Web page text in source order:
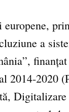
europene,
a
2014-2020